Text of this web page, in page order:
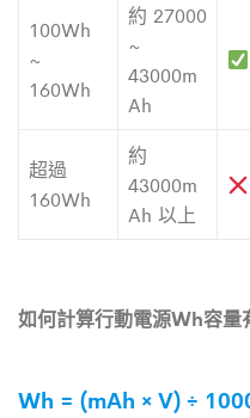
100Wh
~
160Wh
約 27000
~
43000m
Ah
超過
160Wh
約
43000m
Ah 以上
如何計算行動電源Wh容量
Wh = (mAh × V) ÷